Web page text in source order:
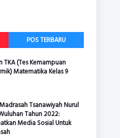
POS TERBARU
TKA (Tes Kemampuan
Matematika Kelas 9
Tsanawiyah Nurul
Tahun 2022:
Media Sosial Untuk